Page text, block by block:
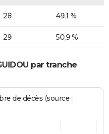
28 49,1 %
29 50,9 %
par tranche
de décès (source :